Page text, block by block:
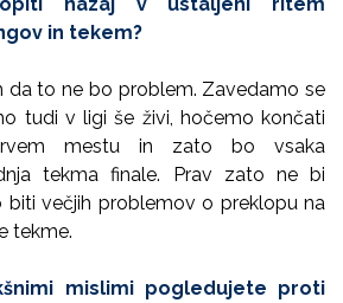
in tekem?
da to ne bo problem. Zavedamo se
tudi v ligi še živi, hočemo končati
mestu in zato bo vsaka
tekma finale. Prav zato ne bi
biti večjih problemov o preklopu na
tekme.
mislimi pogledujete proti